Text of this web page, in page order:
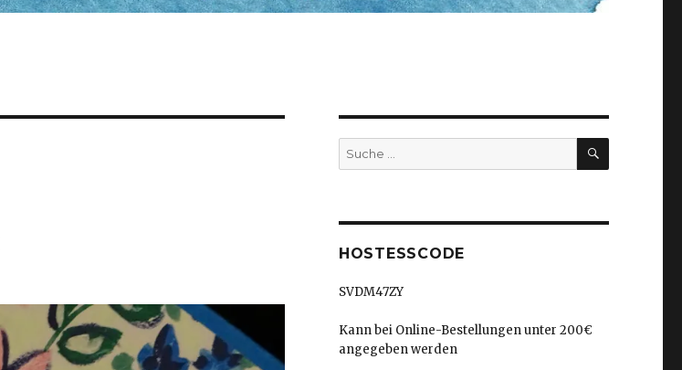
Suche
nach:
SUCHEN
HOSTESSCODE
SVDM47ZY
Kann bei Online-Bestellungen unter 200€
angegeben werden